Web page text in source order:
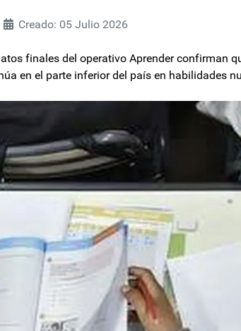
Creado: 05 Julio 2026
finales del operativo Aprender confirman
en el parte inferior del país en habilidades